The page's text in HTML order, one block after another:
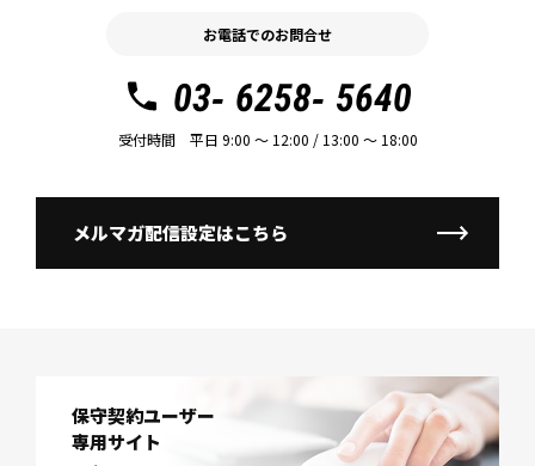
お電話でのお問合せ
03- 6258- 5640
受付時間 平日 9:00 〜 12:00 / 13:00 〜 18:00
メルマガ配信設定はこちら
保守契約ユーザー
専用サイト